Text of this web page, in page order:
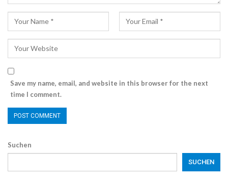
Save my name, email, and website in this browser for the next
time I comment.
Suchen
SUCHEN